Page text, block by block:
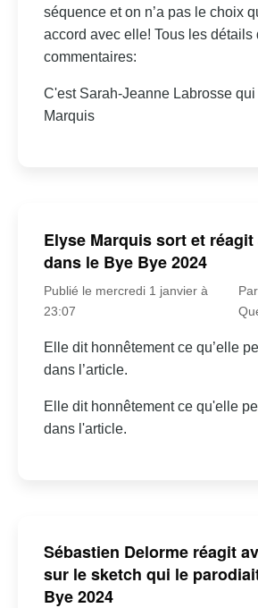
séquence et on n’a pas le choix
accord avec elle! Tous les détails
commentaires:
C'est Sarah-Jeanne Labrosse
Marquis
Elyse Marquis sort et
dans le Bye Bye 2024
Publié le mercredi 1 janvier à
23:07
Elle dit honnêtement ce qu’elle
dans l’article.
Elle dit honnêtement ce qu'elle
dans l'article.
Sébastien Delorme réagit
sur le sketch qui le
Bye 2024